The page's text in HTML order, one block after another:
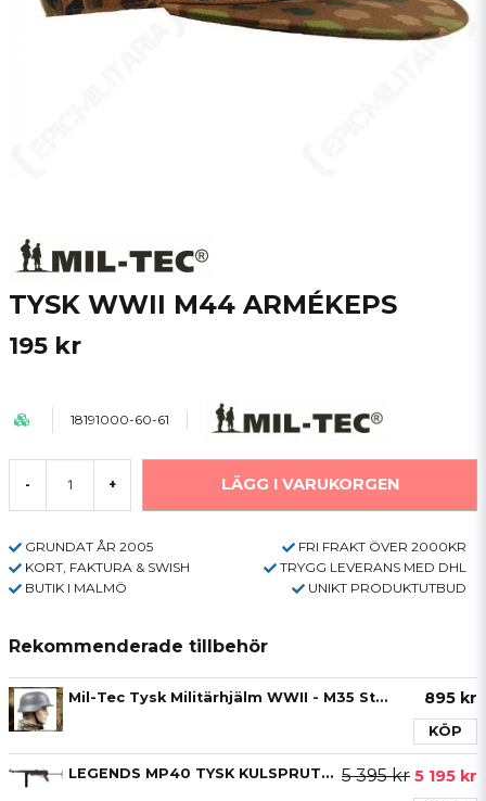
TYSK WWII M44 ARMÉKEPS
195 kr
18191000-60-61
- + LÄGG I VARUKORGEN
GRUNDAT ÅR 2005
FRI FRAKT ÖVER 2000KR
KORT, FAKTURA & SWISH
TRYGG LEVERANS MED DHL
BUTIK I MALMÖ
UNIKT PRODUKTUTBUD
Rekommenderade tillbehör
Mil-Tec Tysk Militärhjälm WWII - M35 Stålhjälm 895 kr
KÖP
LEGENDS MP40 TYSK KULSPRUTEPISTOL 4,5MM (LICENSFRI, MAX 10 JOULE) 5 395 kr 5 195 kr